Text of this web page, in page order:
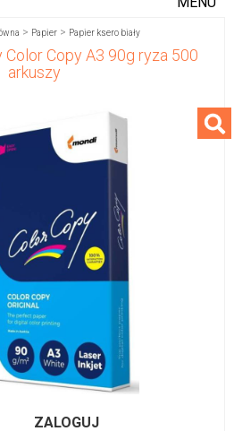
> Papier > Papier ksero biały
Copy A3 90g ryza 500
arkuszy
ZALOGUJ